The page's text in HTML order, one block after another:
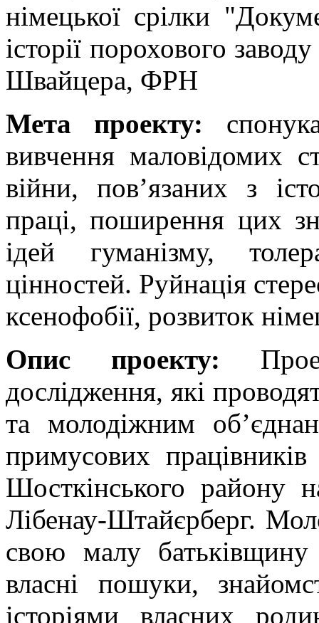
німецької срілки
історії порохового
Швайцера, ФРН
Мета проекту:
вивчення маловідомих
війни, пов’язаних з
праці, поширення цих
ідей гуманізму,
цінностей. Руйнація
ксенофобії, розвиток
Опис проекту:
дослідження, які
та молодіжним
примусових
Шосткінського району
Лібенау-Штайєрберг.
свою малу батьківщину
власні пошуки,
історіями власних